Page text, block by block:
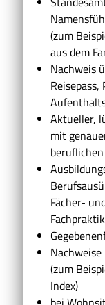
(zum
aus dem
Nachweis
Aktueller,
mit
Fächer-
(zum
Index)